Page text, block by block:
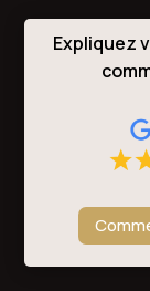
Expliquez